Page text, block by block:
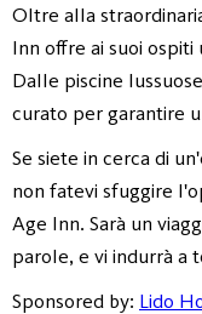
Oltre alla
Inn offre ai suoi ospiti
Dalle piscine
curato per garantire
Se siete in cerca di
non fatevi sfuggire
Age Inn. Sarà un
parole, e vi indurrà a
Sponsored by: Lido